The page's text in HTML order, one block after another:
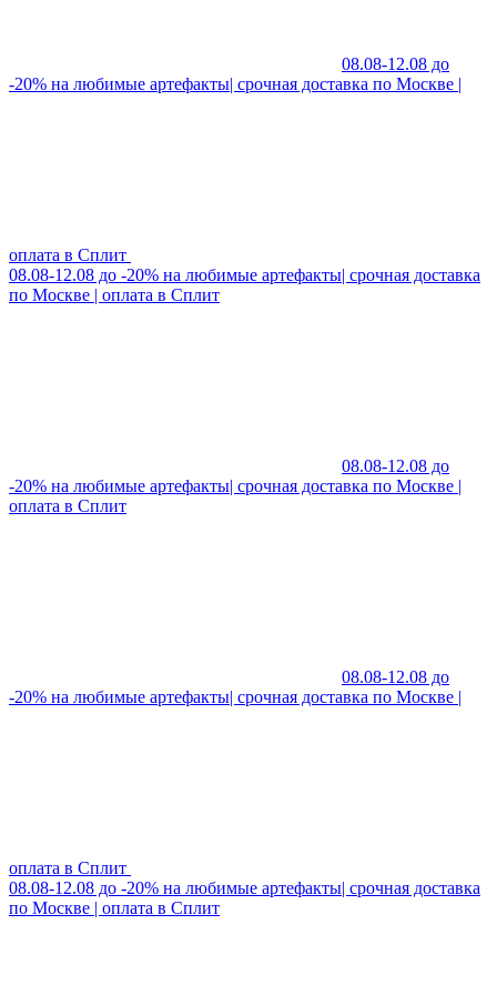
08.08-12.08 до
-20% на любимые артефакты| срочная доставка по Москве |
оплата в Сплит
08.08-12.08 до -20% на любимые артефакты| срочная доставка
по Москве | оплата в Сплит
08.08-12.08 до
-20% на любимые артефакты| срочная доставка по Москве |
оплата в Сплит
08.08-12.08 до
-20% на любимые артефакты| срочная доставка по Москве |
оплата в Сплит
08.08-12.08 до -20% на любимые артефакты| срочная доставка
по Москве | оплата в Сплит